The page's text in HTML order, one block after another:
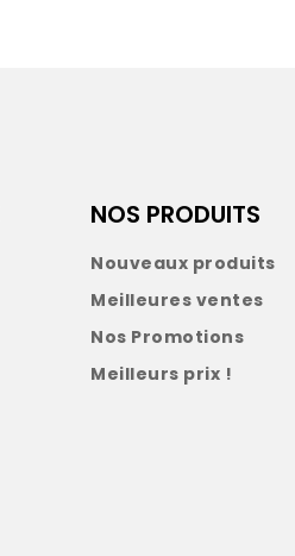
NOS PRODUITS
Nouveaux produits
Meilleures ventes
Nos Promotions
Meilleurs prix !